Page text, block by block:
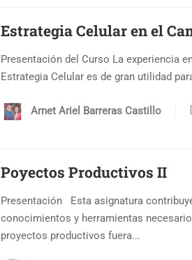
Estrategia Celular en el
Presentación del Curso La experiencia
Estrategia Celular es de gran utilidad
Arnet Ariel Barreras Castillo
Poyectos Productivos II
Presentación Esta asignatura
conocimientos y herramientas
proyectos productivos fuera...